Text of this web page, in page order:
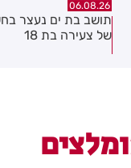
06.08.26
חולון תקבל
להפחתת זיהום